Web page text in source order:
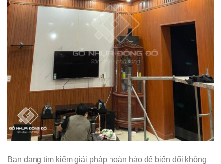
Bạn đang tìm kiếm giải pháp hoàn hảo để biến đổi không